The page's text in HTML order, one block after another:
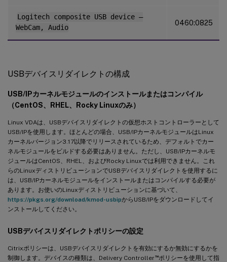
Logitech composite USB device –
WebCam, Audio
0460:0825
USBデバイスリダイレクトの構成
USB/IPカーネルモジュールのインストールまたはコンパイル
（CentOS、RHEL、Rocky Linuxのみ）
Linux VDAは、USBデバイスリダイレクトの仮想ホストコントローラーとして
USB/IPを使用します。ほとんどの場合、USB/IPカーネルモジュールはLinux
カーネルバージョン3.17以降でリリースされているため、デフォルトでカー
ネルモジュールをビルドする必要はありません。ただし、USB/IPカーネルモ
ジュールはCentOS、RHEL、およびRocky Linuxでは利用できません。これ
らのLinuxディストリビューションでUSBデバイスリダイレクトを使用するに
は、USB/IPカーネルモジュールをインストールまたはコンパイルする必要が
あります。お使いのLinuxディストリビューションに基づいて、
https://pkgs.org/download/kmod-usbipからUSB/IPをダウンロードしてイ
ンストールしてください。
USBデバイスリダイレクトポリシーの設定
Citrixポリシーは、USBデバイスリダイレクトを有効にするか無効にするかを
制御します。デバイスの種類は、Delivery Controller™ポリシーを使用して指